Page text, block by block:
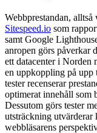
Webbprestandan, alltså
Sitespeed.io som
samt Google
anropen görs påverkar
ett datacenter i Norden
en uppkoppling på upp
tester recenserar
optimerat innehåll som
Dessutom görs tester
utsträckning utvärderar
webbläsarens